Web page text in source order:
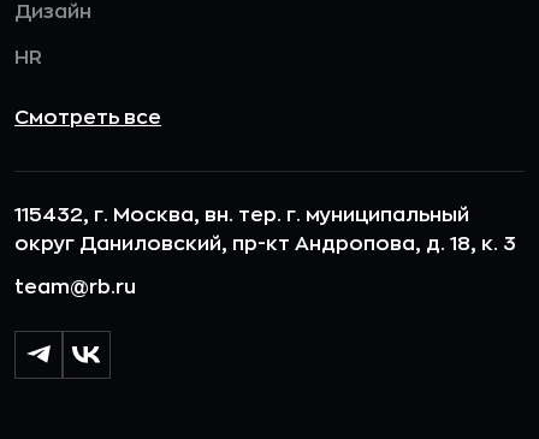
Дизайн
HR
Смотреть все
115432, г. Москва, вн. тер. г. муниципальный
округ Даниловский, пр-кт Андропова, д. 18, к. 3
team@rb.ru